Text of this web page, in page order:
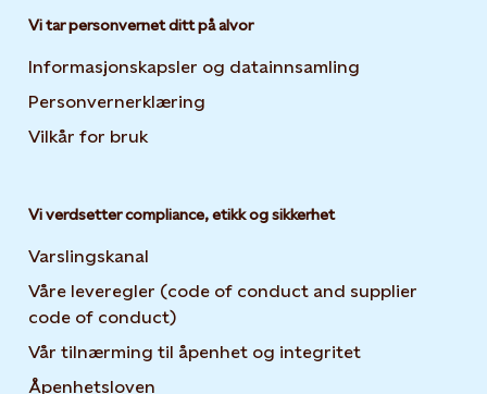
Vi tar personvernet ditt på alvor
Informasjonskapsler og datainnsamling
Personvernerklæring
Vilkår for bruk
Vi verdsetter compliance, etikk og sikkerhet
Varslingskanal
Våre leveregler (code of conduct and supplier
code of conduct)
Vår tilnærming til åpenhet og integritet
Åpenhetsloven